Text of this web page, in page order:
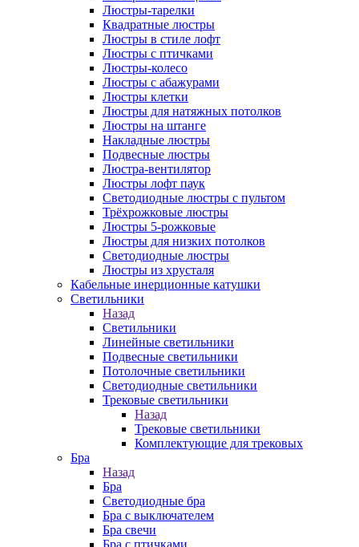
Люстры-тарелки
Квадратные люстры
Люстры в стиле лофт
Люстры с птичками
Люстры-колесо
Люстры с абажурами
Люстры клетки
Люстры для натяжных потолков
Люстры на штанге
Накладные люстры
Подвесные люстры
Люстра-вентилятор
Люстры лофт паук
Светодиодные люстры с пультом
Трёхрожковые люстры
Люстры 5-рожковые
Люстры для низких потолков
Cветодиодные люстры
Люстры из хрусталя
Кабельные инерционные катушки
Светильники
Назад
Светильники
Линейные светильники
Подвесные светильники
Потолочные светильники
Светодиодные светильники
Трековые светильники
Назад
Трековые светильники
Комплектующие для трековых
Бра
Назад
Бра
Светодиодные бра
Бра с выключателем
Бра свечи
Бра с птичками